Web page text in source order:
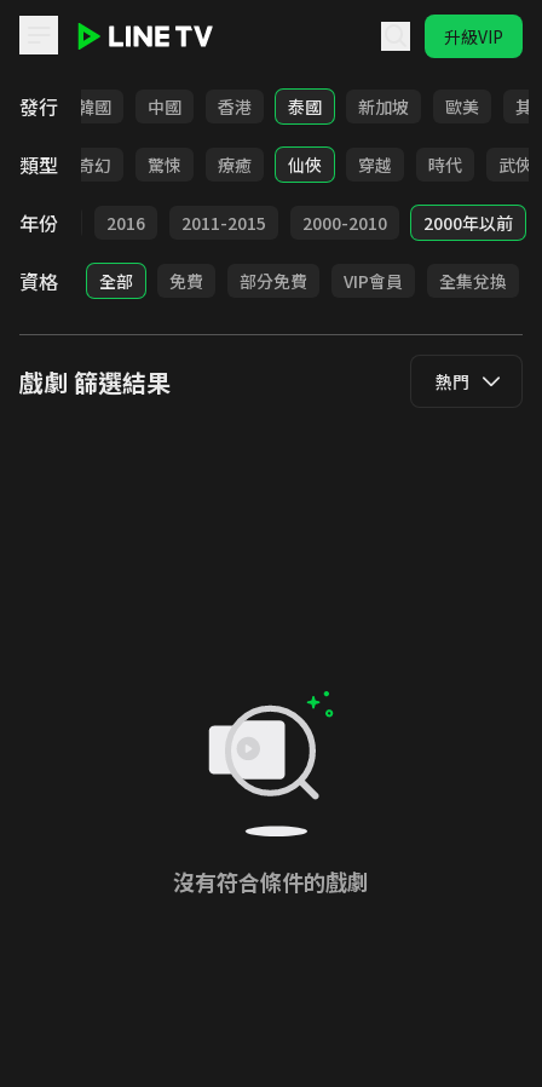
升級VIP
發行
日本 韓國 中國 香港 泰國 新加坡 歐美 其
類型
BL 奇幻 驚悚 療癒 仙俠 穿越 時代 武俠
年份
2017 2016 2011-2015 2000-2010 2000年以前
資格 全部 免費 部分免費 VIP會員 全集兌換
戲劇 篩選結果 熱門
沒有符合條件的戲劇